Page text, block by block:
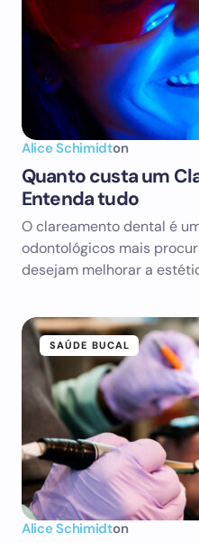
Alice Schimidton
Quanto custa um
Entenda tudo
O clareamento dental é
odontológicos mais
desejam melhorar a
SAÚDE BUCAL
Alice Schimidton